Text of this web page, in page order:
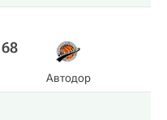
68
Автодор